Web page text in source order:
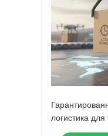
логистика
рекламных